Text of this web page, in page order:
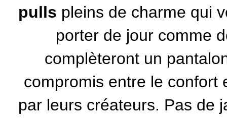
pulls pleins de charme qui
porter de jour comme
complèteront un
compromis entre le confort
par leurs créateurs. Pas de